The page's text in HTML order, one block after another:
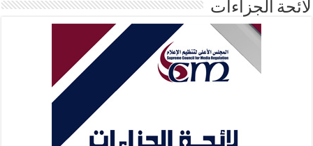
لائحة الجزاءات